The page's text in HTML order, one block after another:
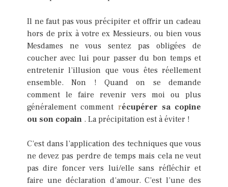
Il ne faut pas vous précipiter et offrir un cadeau
hors de prix à votre ex Messieurs, ou bien vous
Mesdames ne vous sentez pas obligées de
coucher avec lui pour passer du bon temps et
entretenir l’illusion que vous êtes réellement
ensemble. Non ! Quand on se demande
comment le faire revenir vers moi ou plus
généralement comment récupérer sa copine
ou son copain . La précipitation est à éviter !
C’est dans l’application des techniques que vous
ne devez pas perdre de temps mais cela ne veut
pas dire foncer vers lui/elle sans réfléchir et
faire une déclaration d’amour. C’est l’une des